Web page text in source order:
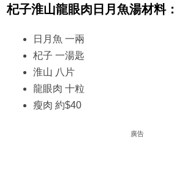
杞子淮山龍眼肉日月魚湯材料：
日月魚 一兩
杞子 一湯匙
淮山 八片
龍眼肉 十粒
瘦肉 約$40
廣告